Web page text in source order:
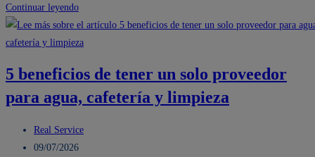
Continuar leyendoCómo
evitar
retrasos
tus
pedidos
bidón
de
5 beneficios de tener un solo proveedor
para agua, cafetería y limpieza
Autor
de
Real Service
Publicación
09/07/2026